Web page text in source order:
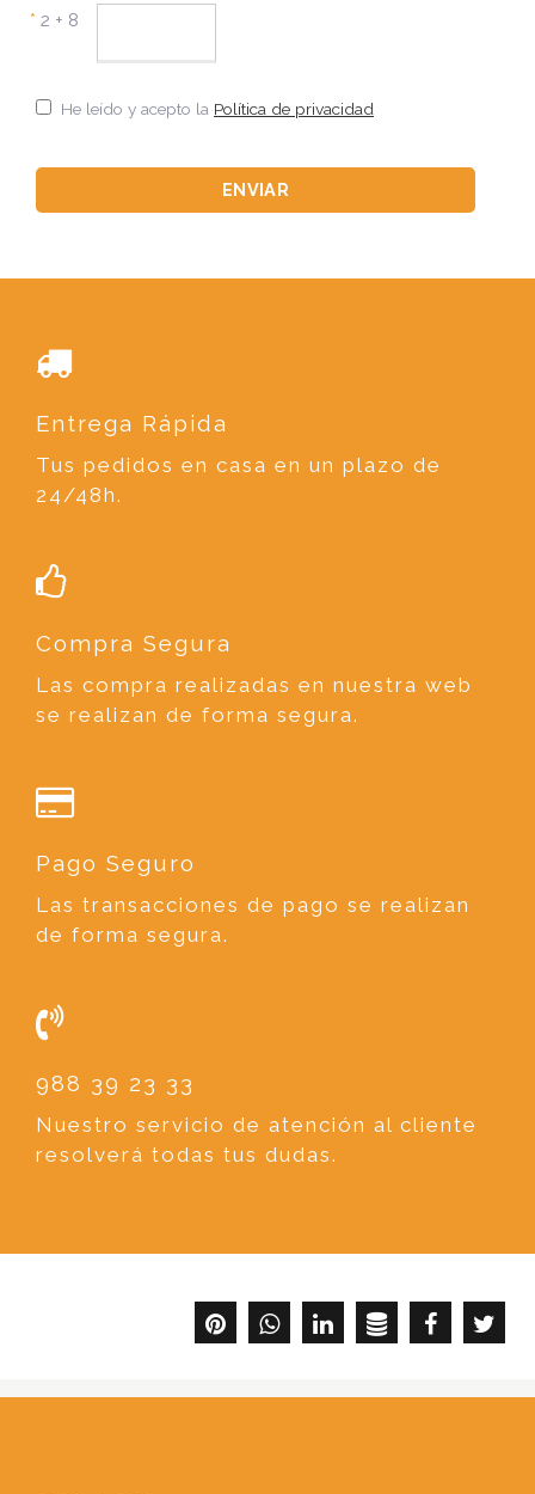
* 2 + 8
He leído y acepto la Política de privacidad
Entrega Rápida
Tus pedidos en casa en un plazo de
24/48h.
Compra Segura
Las compra realizadas en nuestra web
se realizan de forma segura.
Pago Seguro
Las transacciones de pago se realizan
de forma segura.
988 39 23 33
Nuestro servicio de atención al cliente
resolverá todas tus dudas.